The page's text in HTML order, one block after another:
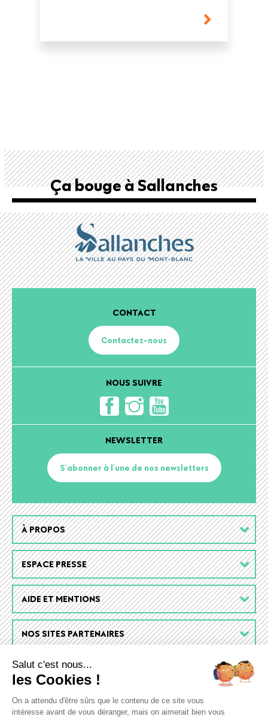
Ça bouge à Sallanches
CONTACT
Contactez-nous
NOUS SUIVRE
NEWSLETTER
S'abonner à l'une de nos newsletters
Footer
menu
À PROPOS
ESPACE PRESSE
AIDE ET MENTIONS
NOS SITES PARTENAIRES
Salut c'est nous...
les Cookies !
On a attendu d'être sûrs que le contenu de ce site vous
intéresse avant de vous déranger, mais on aimerait bien vous